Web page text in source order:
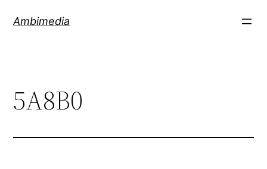
Ambimedia
5A8B0